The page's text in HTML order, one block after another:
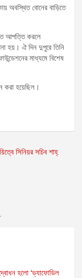
অবস্থিত বোনের বাড়িতে
আপত্তি করলে
হয়। ঐ দিন দুপুরে তিনি
মাধ্যমে বিশেষ
করা হয়েছিল।
সিনিয়র সচিব শাহ্
হলো ‘ড্যাফোডিল